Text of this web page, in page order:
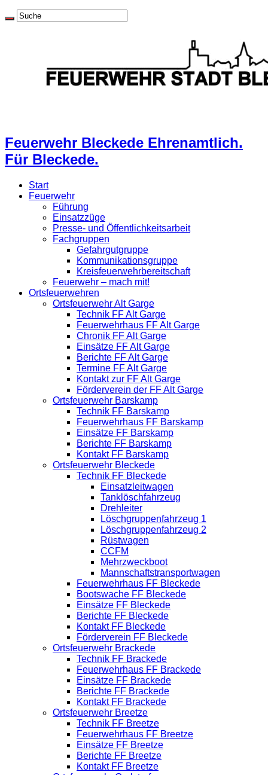
Feuerwehr Bleckede Ehrenamtlich.
Für Bleckede.
Start
Feuerwehr
Führung
Einsatzzüge
Presse- und Öffentlichkeitsarbeit
Fachgruppen
Gefahrgutgruppe
Kommunikationsgruppe
Kreisfeuerwehrbereitschaft
Feuerwehr – mach mit!
Ortsfeuerwehren
Ortsfeuerwehr Alt Garge
Technik FF Alt Garge
Feuerwehrhaus FF Alt Garge
Chronik FF Alt Garge
Einsätze FF Alt Garge
Berichte FF Alt Garge
Termine FF Alt Garge
Kontakt zur FF Alt Garge
Förderverein der FF Alt Garge
Ortsfeuerwehr Barskamp
Technik FF Barskamp
Feuerwehrhaus FF Barskamp
Einsätze FF Barskamp
Berichte FF Barskamp
Kontakt FF Barskamp
Ortsfeuerwehr Bleckede
Technik FF Bleckede
Einsatzleitwagen
Tanklöschfahrzeug
Drehleiter
Löschgruppenfahrzeug 1
Löschgruppenfahrzeug 2
Rüstwagen
CCFM
Mehrzweckboot
Mannschaftstransportwagen
Feuerwehrhaus FF Bleckede
Bootswache FF Bleckede
Einsätze FF Bleckede
Berichte FF Bleckede
Kontakt FF Bleckede
Förderverein FF Bleckede
Ortsfeuerwehr Brackede
Technik FF Brackede
Feuerwehrhaus FF Brackede
Einsätze FF Brackede
Berichte FF Brackede
Kontakt FF Brackede
Ortsfeuerwehr Breetze
Technik FF Breetze
Feuerwehrhaus FF Breetze
Einsätze FF Breetze
Berichte FF Breetze
Kontakt FF Breetze